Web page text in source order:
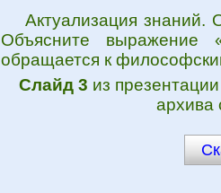
Актуализация знаний.
Объясните выражение
обращается к
Слайд 3 из
архива